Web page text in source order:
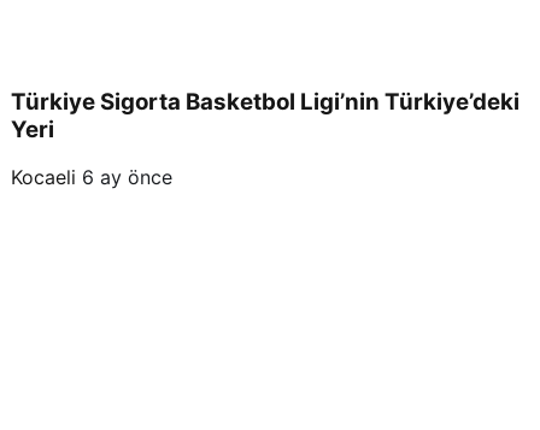
Türkiye Sigorta Basketbol Ligi’nin Türkiye’deki
Yeri
Kocaeli 6 ay önce